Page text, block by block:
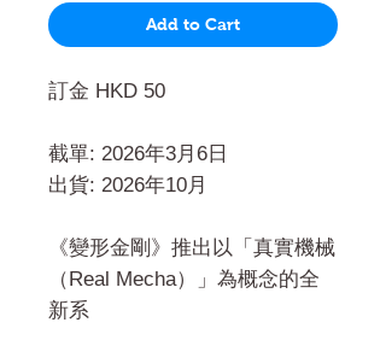
Add to Cart
訂金 HKD 50
截單: 2026年3月6日
出貨: 2026年10月
《變形金剛》推出以「真實機械
（Real Mecha）」為概念的全
新系